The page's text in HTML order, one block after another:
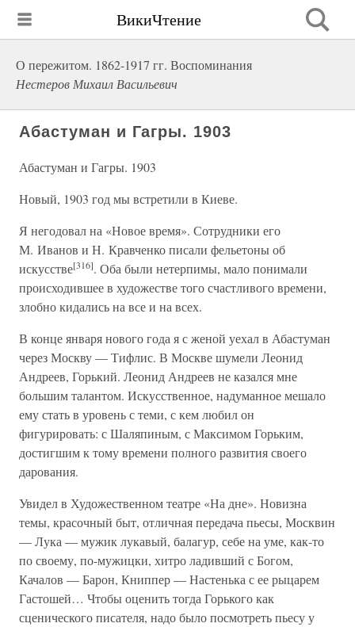
ВикиЧтение
О пережитом. 1862-1917 гг. Воспоминания
Нестеров Михаил Васильевич
Абастуман и Гагры. 1903
Абастуман и Гагры. 1903
Новый, 1903 год мы встретили в Киеве.
Я негодовал на «Новое время». Сотрудники его
М. Иванов и Н. Кравченко писали фельетоны об
искусстве[316]. Оба были нетерпимы, мало понимали
происходившее в художестве того счастливого времени,
злобно кидались на все и на всех.
В конце января нового года я с женой уехал в Абастуман
через Москву — Тифлис. В Москве шумели Леонид
Андреев, Горький. Леонид Андреев не казался мне
большим талантом. Искусственное, надуманное мешало
ему стать в уровень с теми, с кем любил он
фигурировать: с Шаляпиным, с Максимом Горьким,
достигшим к тому времени полного развития своего
дарования.
Увидел в Художественном театре «На дне». Новизна
темы, красочный быт, отличная передача пьесы, Москвин
— Лука — мужик лукавый, балагур, себе на уме, как-то
по своему, по-мужицки, хитро ладивший с Богом,
Качалов — Барон, Книппер — Настенька с ее рыцарем
Гастошей… Чтобы оценить тогда Горького как
сценического писателя, надо было посмотреть пьесу у